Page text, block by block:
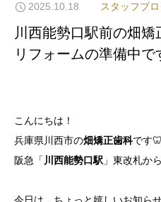
2025.10.18 スタッフブ
川西能勢口駅前の畑
リフォームの準備中で
こんにちは！
兵庫県川西市の畑矯正歯科です🦷
阪急「 川西能勢口駅 」東改札か